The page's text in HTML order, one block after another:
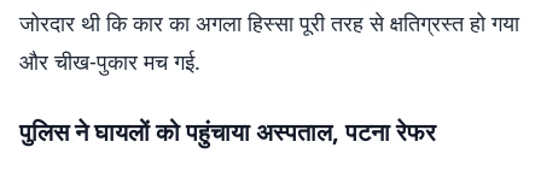
जोरदार थी कि कार का अगला हिस्सा पूरी तरह से क्षतिग्रस्त हो गया
और चीख-पुकार मच गई.
पुलिस ने घायलों को पहुंचाया अस्पताल, पटना रेफर